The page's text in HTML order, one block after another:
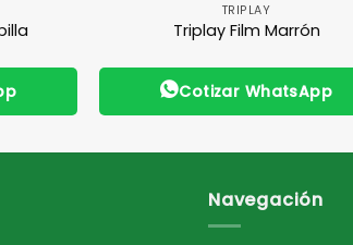
TRIPLAY
Triplay Film Marrón
Cotizar WhatsApp
Navegación